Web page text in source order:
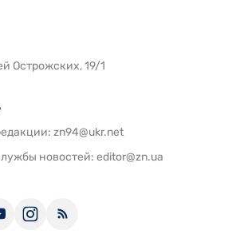
Острожских, 19/1
zn94@ukr.net
новостей: editor@zn.ua